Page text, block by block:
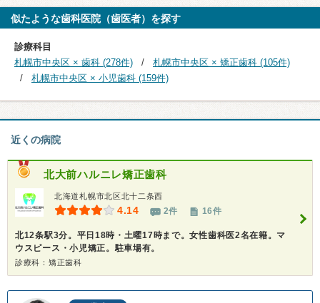
似たような歯科医院（歯医者）を探す
診療科目
札幌市中央区 × 歯科 (278件)
札幌市中央区 × 矯正歯科 (105件)
札幌市中央区 × 小児歯科 (159件)
近くの病院
北大前ハルニレ矯正歯科
北海道札幌市北区北十二条西
4.14 2件 16件
北12条駅3分。平日18時・土曜17時まで。女性歯科医2名在籍。マ
ウスピース・小児矯正。駐車場有。
診療科：矯正歯科